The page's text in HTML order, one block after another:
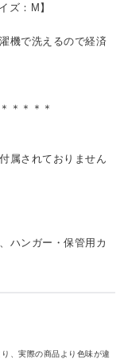
：M】
機で洗えるので経済
＊＊＊＊
属されておりません
ハンガー・保管用カ
、実際の商品より色味が違